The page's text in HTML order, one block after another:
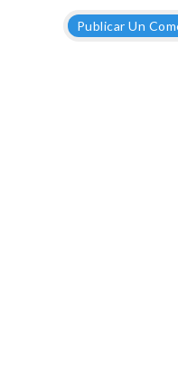
Publicar Un